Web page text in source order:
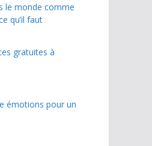
le monde comme
qu’il faut
gratuites à
émotions pour un